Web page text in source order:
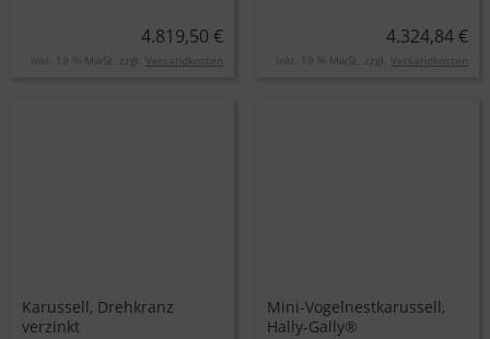
4.819,50 €
inkl. 19 % MwSt. zzgl. Versandkosten
4.324,84 €
inkl. 19 % MwSt. zzgl. Versandkosten
Karussell, Drehkranz
verzinkt
Mini-Vogelnestkarussell,
Hally-Gally®